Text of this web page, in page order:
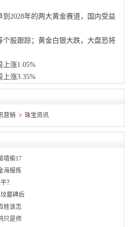
2028年的两大黄金赛道，国内受益
个股跟踪；黄金白银大跌，大盘恐将
上涨1.05%
上涨3.35%
营销 珠宝资讯
墙偷17
海报炼
？
墓碑后
姓该怎
只是师